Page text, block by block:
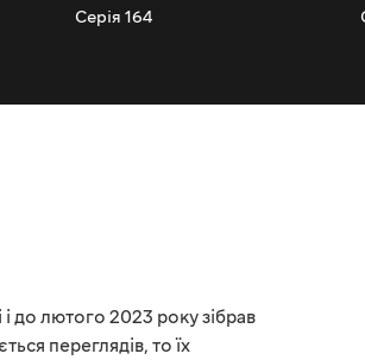
Серія 164
до лютого 2023 року зібрав
переглядів, то їх